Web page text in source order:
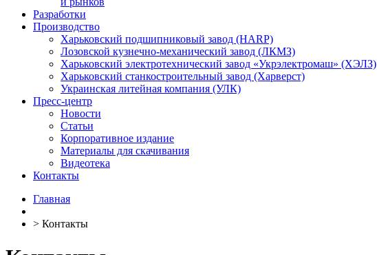
Разработки
Производство
Харьковский подшипниковый завод (HARP)
Лозовской кузнечно-механический завод (ЛКМЗ)
Харьковский электротехнический завод «Укрэлектромаш» (ХЭЛЗ)
Харьковский станкостроительный завод (Харверст)
Украинская литейная компания (УЛК)
Пресс-центр
Новости
Статьи
Корпоративное издание
Материалы для скачивания
Видеотека
Контакты
Главная
> Контакты